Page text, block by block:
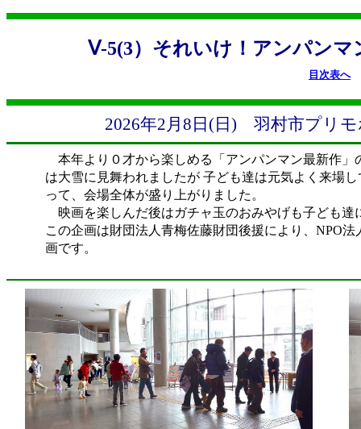
Ⅴ-5(3）それいけ！アンパン
目次表へ
2026年2月8日(日) 羽村市プリ
本年より０才から楽しめる「アンパンマン最新作」
は大雪に見舞われましたが 子ども達は元気よく来場
って、会場全体が盛り上がりました。
映画を楽しんだ後はガチャ玉のおみやげも子ども達
この企画は財団法人青梅佐藤財団後援により、NPO
画です。